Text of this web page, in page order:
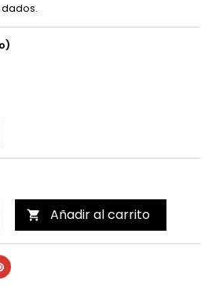
 Añadir al carrito
Pinterest